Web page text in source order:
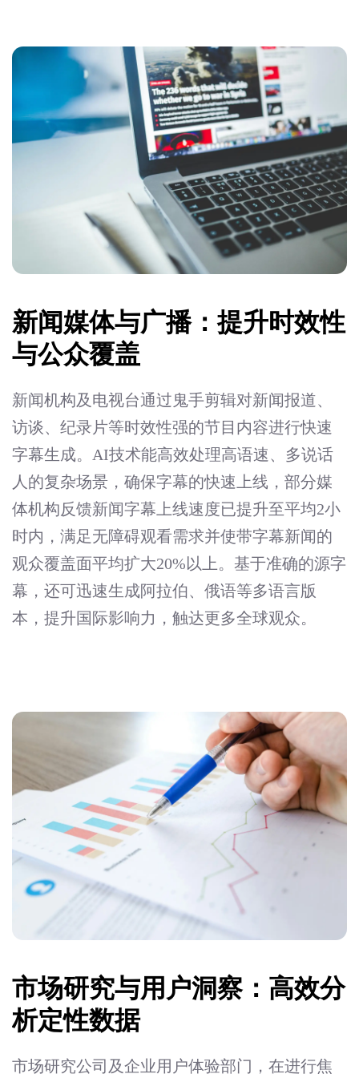
新闻媒体与广播：提升时效性
与公众覆盖
新闻机构及电视台通过鬼手剪辑对新闻报道、
访谈、纪录片等时效性强的节目内容进行快速
字幕生成。AI技术能高效处理高语速、多说话
人的复杂场景，确保字幕的快速上线，部分媒
体机构反馈新闻字幕上线速度已提升至平均2小
时内，满足无障碍观看需求并使带字幕新闻的
观众覆盖面平均扩大20%以上。基于准确的源字
幕，还可迅速生成阿拉伯、俄语等多语言版
本，提升国际影响力，触达更多全球观众。
市场研究与用户洞察：高效分
析定性数据
市场研究公司及企业用户体验部门，在进行焦